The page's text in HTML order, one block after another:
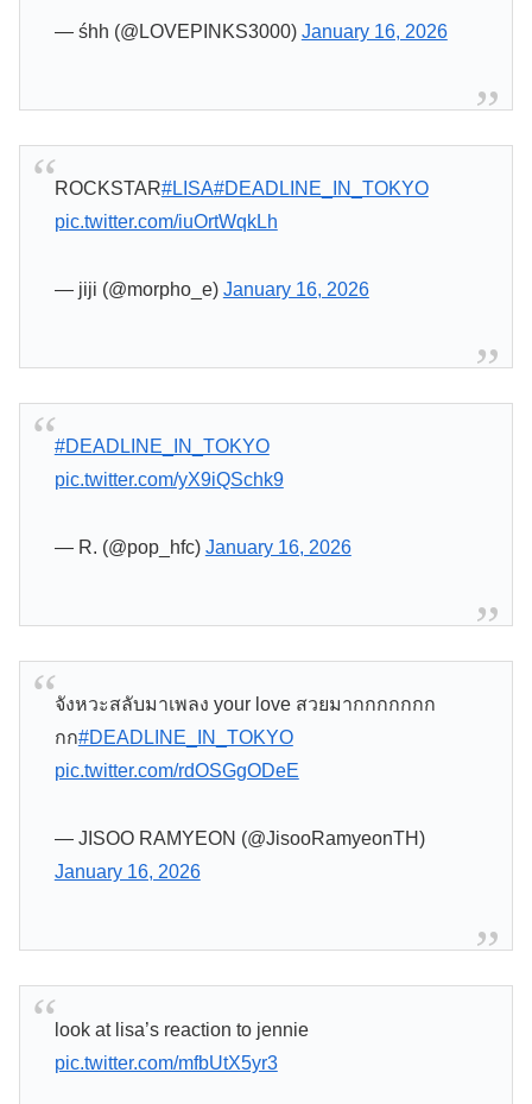
— śhh (@LOVEPINKS3000) January 16, 2026
ROCKSTAR#LISA#DEADLINE_IN_TOKYO
pic.twitter.com/iuOrtWqkLh
— jiji (@morpho_e) January 16, 2026
#DEADLINE_IN_TOKYO
pic.twitter.com/yX9iQSchk9
— R. (@pop_hfc) January 16, 2026
จังหวะสลับมาเพลง your love สวยมากกกกกกก
กก#DEADLINE_IN_TOKYO
pic.twitter.com/rdOSGgODeE
— JISOO RAMYEON (@JisooRamyeonTH)
January 16, 2026
look at lisa’s reaction to jennie
pic.twitter.com/mfbUtX5yr3